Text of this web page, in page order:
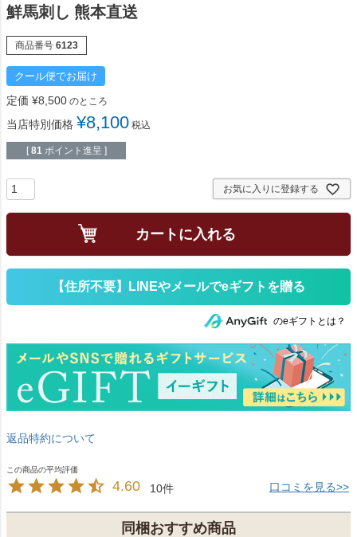
4.60 10 口コミを見る>>
鮮馬刺し 熊本直送
商品番号 6123
クール便でお届け
定価 ¥8,500 のところ
当店特別価格 ¥8,100 税込
[ 81 ポイント進呈 ]
お気に入りに登録する
カートに入れる
のeギフトとは？
同梱おすすめ商品
返品特約について